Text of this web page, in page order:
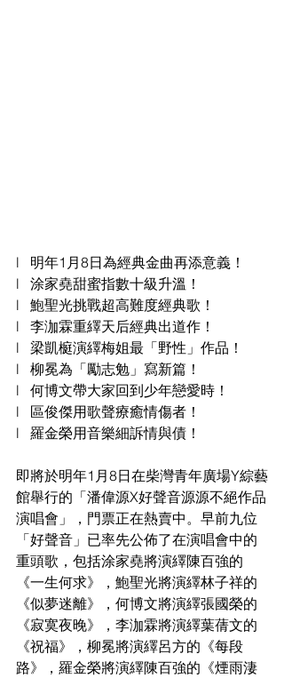
l   明年1月8日為經典金曲再添意義！
l   涂家堯甜蜜指數十級升溫！
l   鮑聖光挑戰超高難度經典歌！
l   李泇霖重繹天后經典出道作！
l   梁凱榳演繹梅姐最「野性」作品！
l   柳冕為「勵志勉」寫新篇！
l   何博文帶大家回到少年戀愛時！
l   區俊傑用歌聲療癒情傷者！
l   羅金榮用音樂細訴情與債！
即將於明年1月8日在柴灣青年廣場Y綜藝
館舉行的「潘偉源X好聲音源源不絕作品
演唱會」，門票正在熱賣中。早前九位
「好聲音」已率先公佈了在演唱會中的
重頭歌，包括涂家堯將演繹陳百強的
《一生何求》，鮑聖光將演繹林子祥的
《似夢迷離》，何博文將演繹張國榮的
《寂寞夜晚》，李泇霖將演繹葉蒨文的
《祝福》，柳冕將演繹呂方的《每段
路》，羅金榮將演繹陳百強的《煙雨淒